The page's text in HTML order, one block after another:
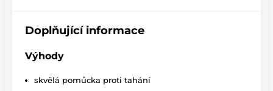
Doplňující informace
Výhody
skvělá pomůcka proti tahání